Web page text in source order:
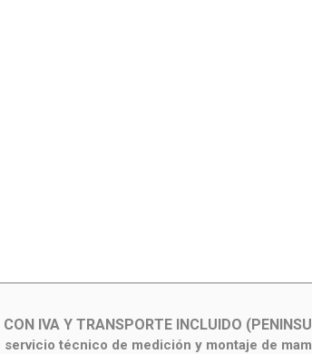
CON IVA Y TRANSPORTE INCLUIDO
servicio técnico de medición y montaje de